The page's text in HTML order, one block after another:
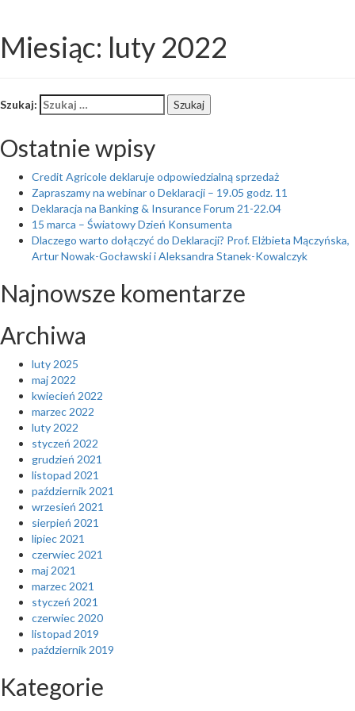
Miesiąc: luty 2022
Szukaj: Szukaj
Ostatnie wpisy
Credit Agricole deklaruje odpowiedzialną sprzedaż
Zapraszamy na webinar o Deklaracji – 19.05 godz. 11
Deklaracja na Banking & Insurance Forum 21-22.04
15 marca – Światowy Dzień Konsumenta
Dlaczego warto dołączyć do Deklaracji? Prof. Elżbieta Mączyńska,
Artur Nowak-Gocławski i Aleksandra Stanek-Kowalczyk
Najnowsze komentarze
Archiwa
luty 2025
maj 2022
kwiecień 2022
marzec 2022
luty 2022
styczeń 2022
grudzień 2021
listopad 2021
październik 2021
wrzesień 2021
sierpień 2021
lipiec 2021
czerwiec 2021
maj 2021
marzec 2021
styczeń 2021
czerwiec 2020
listopad 2019
październik 2019
Kategorie